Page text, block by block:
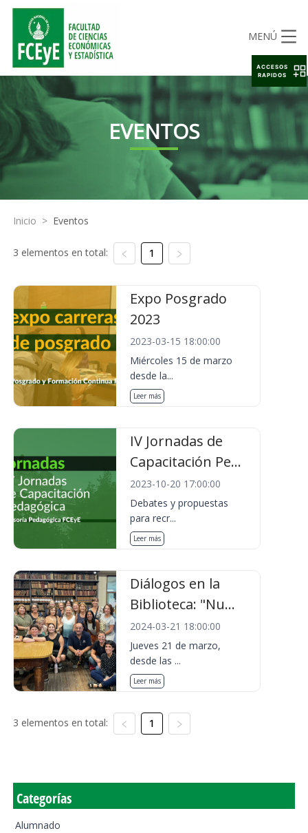
MENÚ
EVENTOS
Inicio > Eventos
3 elementos en total: 1
Expo Posgrado
2023
2023-03-15 18:00:00
Miércoles 15 de marzo
desde la...
Leer más
IV Jornadas de
Capacitación Pe...
2023-10-20 17:00:00
Debates y propuestas
para recr...
Leer más
Diálogos en la
Biblioteca: "Nu...
2024-03-21 18:00:00
Jueves 21 de marzo,
desde las ...
Leer más
3 elementos en total: 1
Categorías
Alumnado
ACCESOS
RAPIDOS